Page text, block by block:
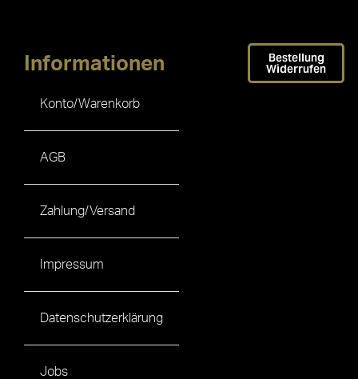
Informationen
Konto/Warenkorb
AGB
Zahlung/Versand
Impressum
Datenschutzerklärung
Jobs
Bestellung
Widerrufen